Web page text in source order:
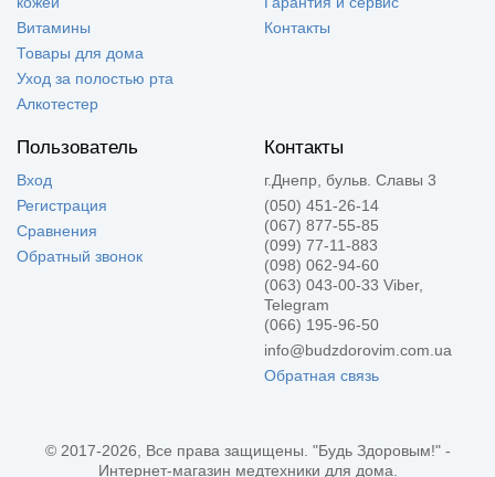
Витамины
Товары для дома
Уход за полостью рта
Алкотестер
Контакты
Пользователь
Вход
Регистрация
Сравнения
Обратный звонок
Контакты
г.Днепр, бульв. Славы 3
(050) 451-26-14
(067) 877-55-85
(099) 77-11-883
(098) 062-94-60
(063) 043-00-33 Viber,
Telegram
(066) 195-96-50
info@budzdorovim.com.ua
Обратная связь
© 2017-2026, Все права защищены. "Будь Здоровым!" -
Интернет-магазин медтехники для дома.